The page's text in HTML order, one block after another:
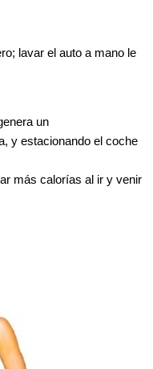
lavar el auto a mano le
un
y estacionando el coche
más calorías al ir y venir